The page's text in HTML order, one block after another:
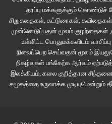
கோடுகளாலேயே வரையப்பட்டிருந்தது.
“நான் ஏன் இந்த இக்கட்டான
கொண்டிருக்கிறேன் ராஜன்?”
“ஏனென்றால், இதை நான் பணி
நாராயணனின் மேஜையிலிருந்து
தரப்பு மக்களுக்கும் கொண்டுச்
சிறுகதைகள், கட்டுரைகள்,
முன்னெடுப்பதன் மூலம்
உள்ளிட்ட பொதுமக்களிடம்
நிலைப்பெற செய்வதன் மூலம்
நிகழ்வுகள் பங்கேற்க ஆர்வம்
இலக்கியம், கலை குறித்தான
சமூகத்தை உருவாக்க முடியுமென்றும்